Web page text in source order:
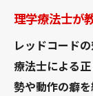
理学療法士が
レッドコード
療法士による
勢や動作の癖